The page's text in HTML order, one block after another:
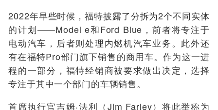
2022年早些时候，福特披露了分拆为2个不同实体
的计划——Model e和Ford Blue，前者将专注于
电动汽车，后者则处理内燃机汽车业务。此外还
有在福特Pro部门旗下销售的商用车。作为这一进
程的一部分，福特经销商被要求做出决定，选择
专注于其中一个部门的车辆销售。
首席执行官吉姆·法利（Jim Farley）将此举称为